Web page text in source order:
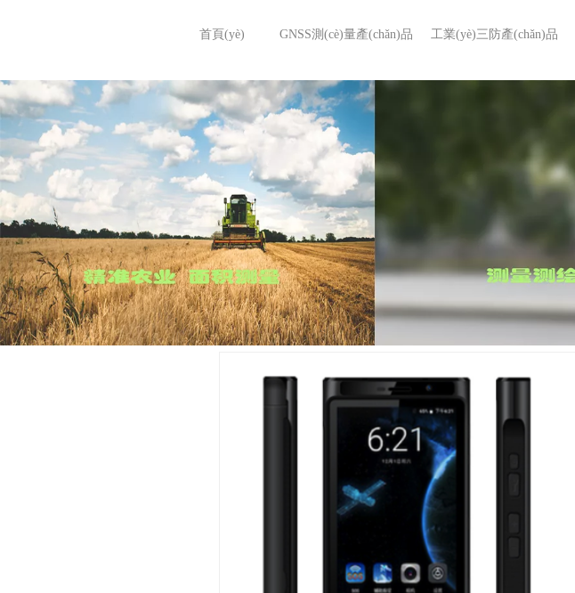
首頁(yè) GNSS測(cè)量產(chǎn)品 工業(yè)三防產(chǎn)品